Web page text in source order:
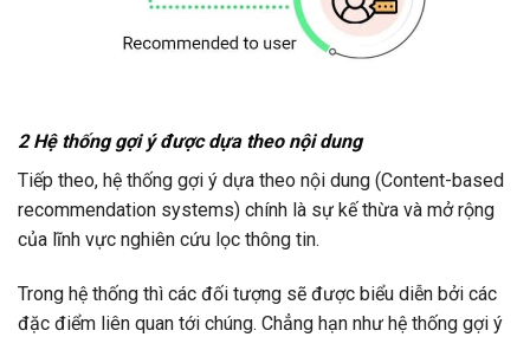
2 Hệ thống gợi ý được dựa theo nội dung
Tiếp theo, hệ thống gợi ý dựa theo nội dung (Content-based
recommendation systems) chính là sự kế thừa và mở rộng
của lĩnh vực nghiên cứu lọc thông tin.
Trong hệ thống thì các đối tượng sẽ được biểu diễn bởi các
đặc điểm liên quan tới chúng. Chẳng hạn như hệ thống gợi ý